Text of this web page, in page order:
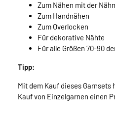
Zum Nähen mit der
Zum Handnähen
Zum Overlocken
Für dekorative Nähte
Für alle Größen 70-90
Tipp:
Mit dem Kauf dieses Garnsets
Kauf von Einzelgarnen einen